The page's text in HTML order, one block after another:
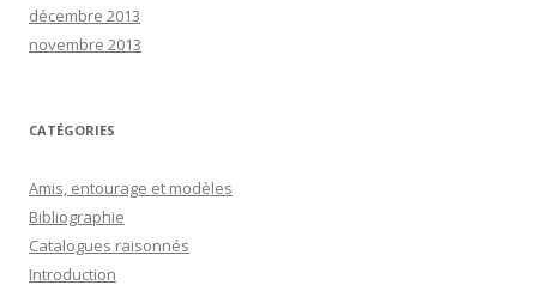
décembre 2013
novembre 2013
CATÉGORIES
Amis, entourage et modèles
Bibliographie
Catalogues raisonnés
Introduction